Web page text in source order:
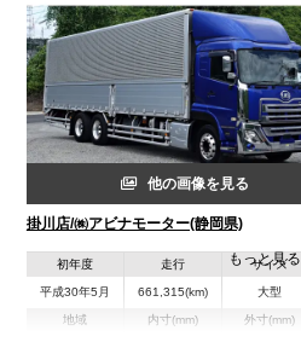
他の画像を見る
掛川店/㈱アビナモーター(静岡県)
初年度
平成30年5月
走行
661,315(km)
サイズ
大型
地域 内寸(mm) 外寸(mm)
もっと見る